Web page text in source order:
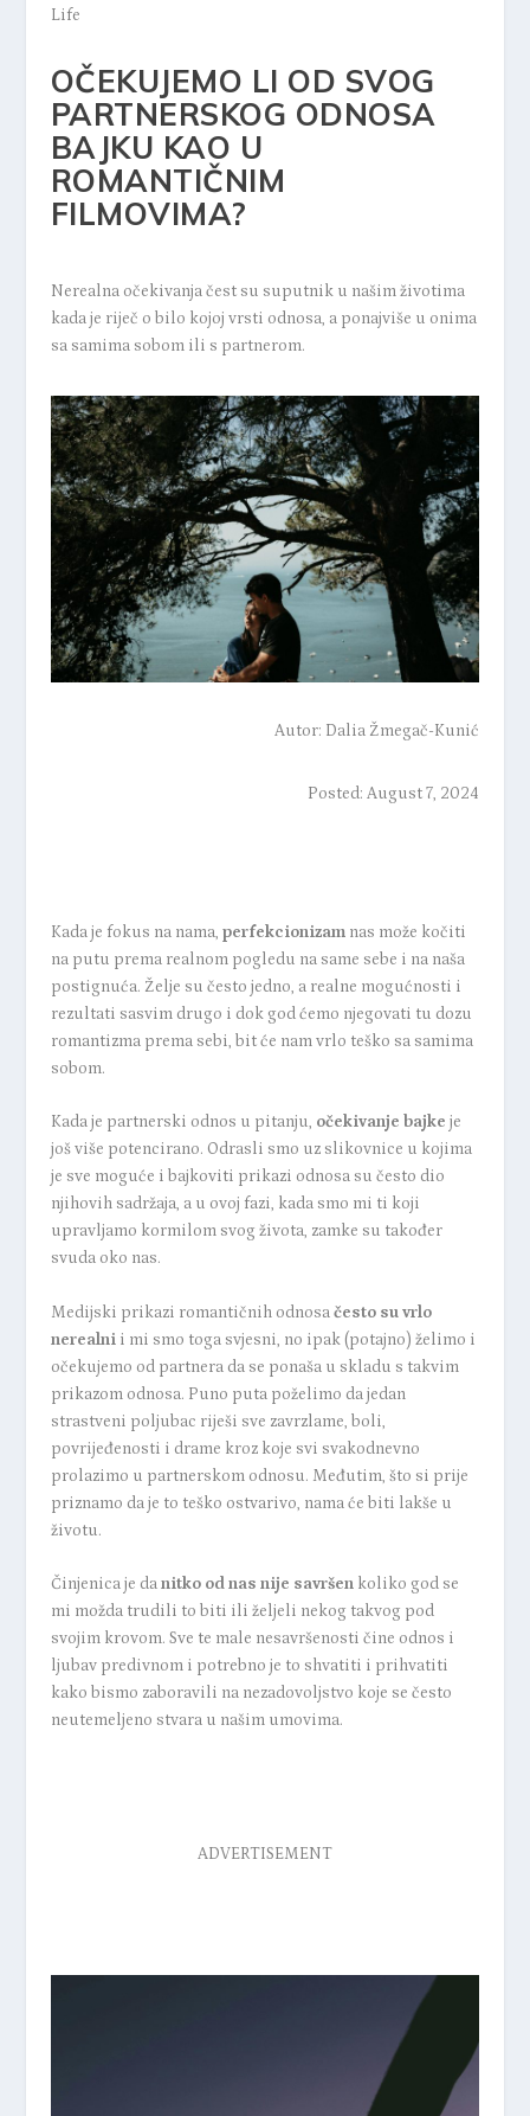
Life
OČEKUJEMO LI OD SVOG
PARTNERSKOG ODNOSA
BAJKU KAO U
ROMANTIČNIM
FILMOVIMA?
Nerealna očekivanja čest su suputnik u našim životima
kada je riječ o bilo kojoj vrsti odnosa, a ponajviše u onima
sa samima sobom ili s partnerom.
Autor: Dalia Žmegač-Kunić
Posted: August 7, 2024
Kada je fokus na nama, perfekcionizamnas može kočiti
na putu prema realnom pogledu na same sebe i na naša
postignuća. Želje su često jedno, a realne mogućnosti i
rezultati sasvim drugo i dok god ćemo njegovati tu dozu
romantizma prema sebi, bit će nam vrlo teško sa samima
sobom.
Kada je partnerski odnos u pitanju, očekivanje bajke je
još više potencirano. Odrasli smo uz slikovnice u kojima
je sve moguće i bajkoviti prikazi odnosa su često dio
njihovih sadržaja, a u ovoj fazi, kada smo mi ti koji
upravljamo kormilom svog života, zamke su također
svuda oko nas.
Medijski prikazi romantičnih odnosačesto su vrlo
nerealnii mi smo toga svjesni, no ipak (potajno) želimo i
očekujemo od partnera da se ponaša u skladu s takvim
prikazom odnosa. Puno puta poželimo da jedan
strastveni poljubac riješi sve zavrzlame, boli,
povrijeđenosti i drame kroz koje svi svakodnevno
prolazimo u partnerskom odnosu. Međutim, što si prije
priznamo da je to teško ostvarivo, nama će biti lakše u
životu.
Činjenica je danitko od nas nije savršenkoliko god se
mi možda trudili to biti ili željeli nekog takvog pod
svojim krovom. Sve te male nesavršenosti čine odnos i
ljubav predivnom i potrebno je to shvatiti i prihvatiti
kako bismo zaboravili na nezadovoljstvo koje se često
neutemeljeno stvara u našim umovima.
ADVERTISEMENT